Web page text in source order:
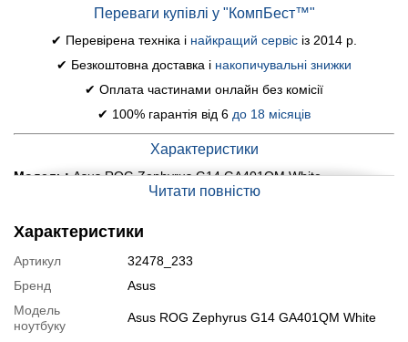
Переваги купівлі у "КомпБест™"
✔ Перевірена техніка і найкращий сервіс із 2014 р.
✔ Безкоштовна доставка і накопичувальні знижки
✔ Оплата частинами онлайн без комісії
✔ 100% гарантія від 6 до 18 місяців
Характеристики
Модель:Asus ROG Zephyrus G14 GA401QM White
Дисплей (діагональ, роздільна здатність, тип матриці):
(1920x1080) IPS, 144Hz
Постійна пам'ять:1000 GB SSD
Читати повністю
Характеристики
Артикул
32478_233
Бренд
Asus
Модель
ноутбуку
Asus ROG Zephyrus G14 GA401QM White